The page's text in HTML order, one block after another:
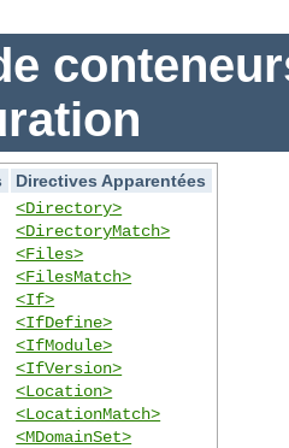
Directives Apparentées
<Directory>
<DirectoryMatch>
<Files>
<FilesMatch>
<If>
<IfDefine>
<IfModule>
<IfVersion>
<Location>
<LocationMatch>
<MDomainSet>